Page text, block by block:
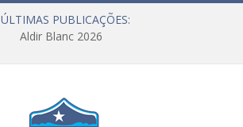
ÚLTIMAS PUBLICAÇÕES:
Aldir Blanc 2026